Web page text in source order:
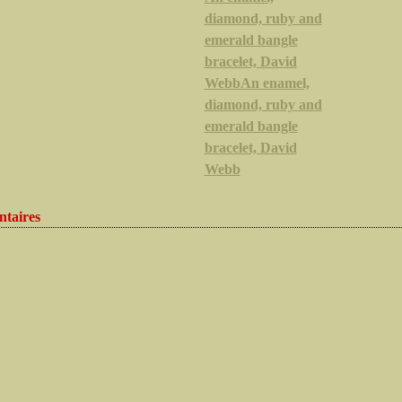
diamond, ruby and
emerald bangle
bracelet, David
WebbAn enamel,
diamond, ruby and
emerald bangle
bracelet, David
Webb